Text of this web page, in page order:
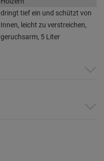
dringt tief ein und schützt von
Innen, leicht zu verstreichen,
geruchsarm, 5 Liter